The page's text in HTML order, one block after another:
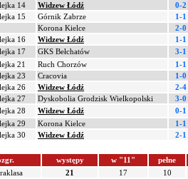
14 Widzew Łódź
0-2
15 Górnik Zabrze
1-1
Korona Kielce
2-0
16 Widzew Łódź
1-1
17 GKS Bełchatów
3-1
21 Ruch Chorzów
1-1
23 Cracovia
1-0
26 Widzew Łódź
2-4
27 Dyskobolia Grodzisk Wielkopolski
3-0
28 Widzew Łódź
0-1
29 Korona Kielce
1-1
30 Widzew Łódź 2-1
występy w "11"
pełne
21 17
10